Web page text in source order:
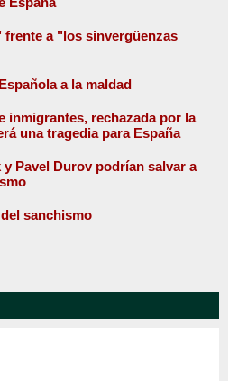
a "los sinvergüenzas
a la maldad
inmigrantes, rechazada por la
una tragedia para España
Pavel Durov podrían salvar a
sanchismo